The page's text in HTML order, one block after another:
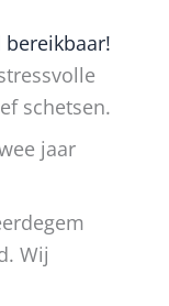
schetsen.
jaar
Wij